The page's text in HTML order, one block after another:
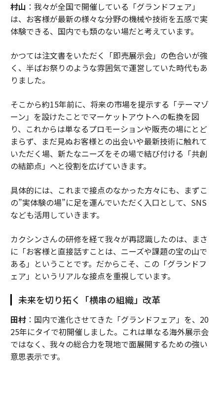
村山 ：我々が全国で開催している「グランドフェア」
は、お客様が最新の様々な分野の機械や技術を五感で実
体験できる、国内でも類のない場だと考えています。
かつては注文書をいただく「即売展示会」の色合いが強
く、半ばお祭りのような雰囲気で運営していた時代もあ
りました。
そこから約15年前に、将来の市場を提示する「テーマゾ
ーン」を設けたことでマーケットアウトへの転換を図
り、これからは単なるプロモーションや販売の場にとど
まらず、まだ見ぬお客様との出会いや最新技術に触れて
いただく場、新たなニーズをその場で結び付ける「共創
の結節点」へと役割を広げていきます。
具体的には、これまで接点のなかった方々にも、まずこ
の”実体験の場”に足を運んでいただく入口として、SNS
なども活用していきます。
カクシンさんの研修を経て我々が再認識したのは、まさ
に「お客様と直接話すことは、ニーズや課題の宝の山で
ある」ということです。だからこそ、この「グランドフ
ェア」というリアルな接点を重視しています。
未来を切り拓く「横串の組織」改革
田村：国内で進化させてきた「グランドフェア」を、20
25年にタイで初開催しました。これは単なる海外展示会
ではなく、我々の総合力を現地で面展開するための強い
意思表示です。